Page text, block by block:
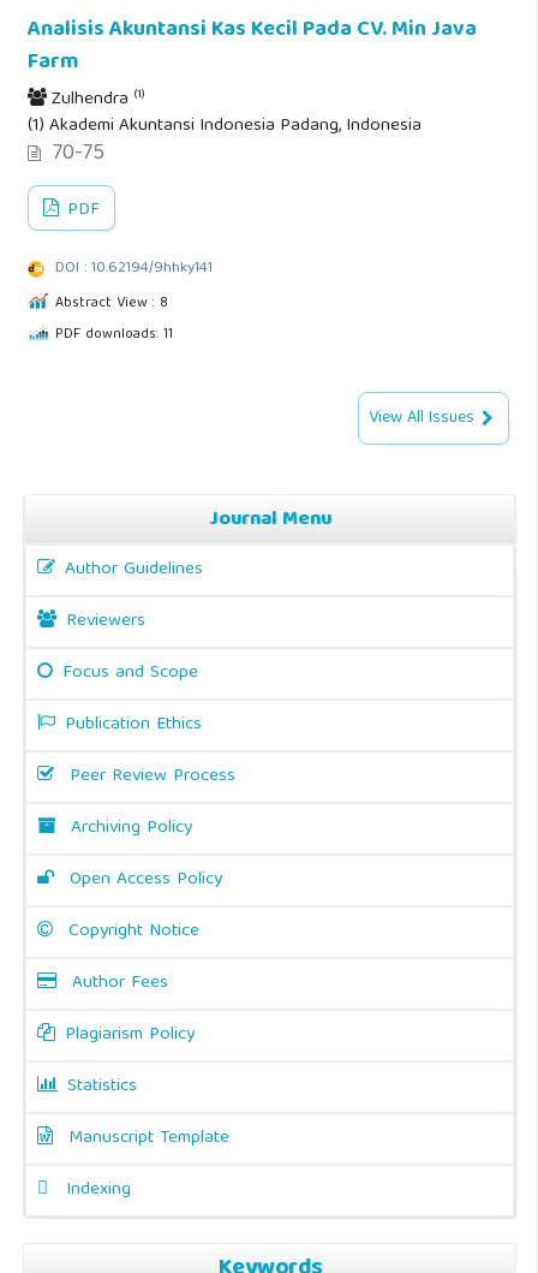
Analisis Akuntansi Kas Kecil Pada CV. Min Java
Farm
Zulhendra (1)
(1) Akademi Akuntansi Indonesia Padang, Indonesia
70-75
PDF
DOI : 10.62194/9hhky141
Abstract View : 8
PDF downloads: 11
View All Issues
Journal Menu
Author Guidelines
Reviewers
Focus and Scope
Publication Ethics
Peer Review Process
Archiving Policy
Open Access Policy
Copyright Notice
Author Fees
Plagiarism Policy
Statistics
Manuscript Template
Indexing